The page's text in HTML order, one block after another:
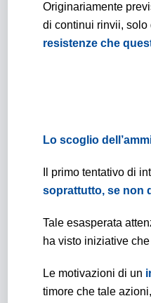
Originariamente
di continui rinvii, solo
resistenze che
Lo scoglio
Il primo tentativo di
soprattutto, se non
Tale esasperata
ha visto iniziative
Le motivazioni di un
timore che tale